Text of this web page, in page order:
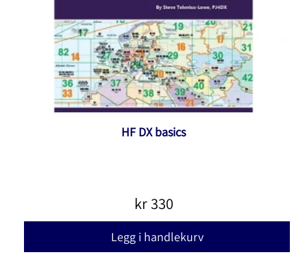
HF DX basics
kr330
Legg i handlekurv